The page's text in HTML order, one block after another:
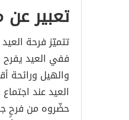
تعبير
تتميّز فرحة
ففي العيد يفرح
والهيل ورائحة
العيد عند
حضّروه من فرحٍ